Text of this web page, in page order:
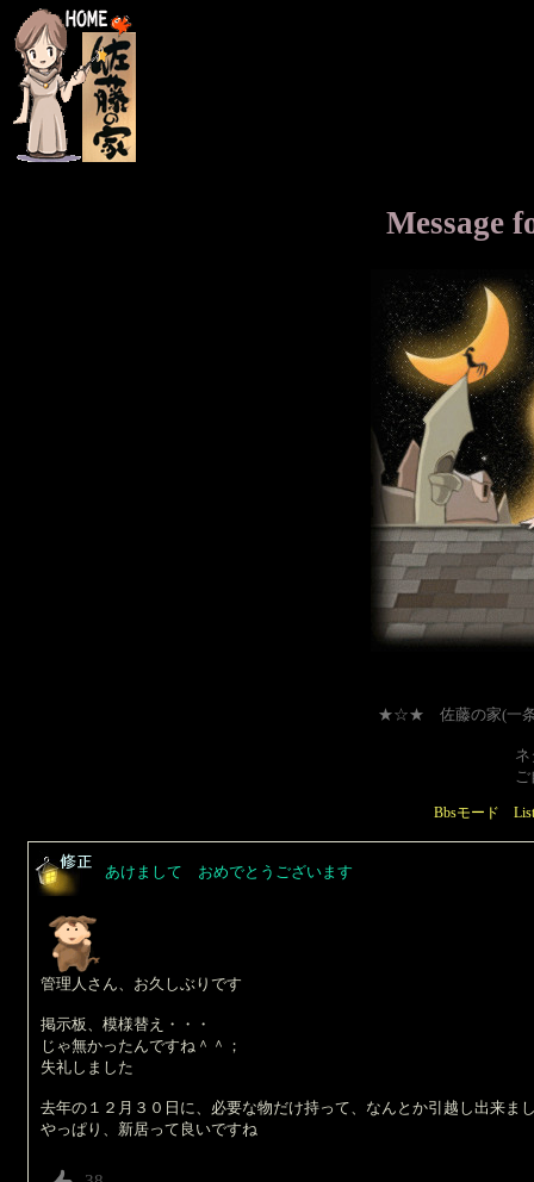
Message
★☆★ 佐藤の家(一
ネタは
ご自由
Bbsモード
あけまして おめでとうございます
管理人さん、お久しぶりです
掲示板、模様替え・・・
じゃ無かったんですね＾＾；
失礼しました
去年の１２月３０日に、必要な物だけ持って、なんとか引越し出来ま
やっぱり、新居って良いですね